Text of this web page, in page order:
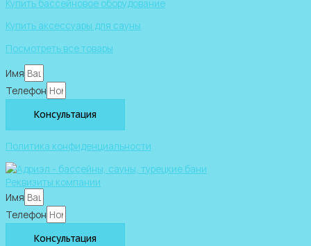
Купить бассейновое оборудование
Купить аксессуары для сауны
Посмотреть все товары
Имя
Телефон
Консультация
Политика конфиденциальности
Реквизиты компании
Имя
Телефон
Консультация